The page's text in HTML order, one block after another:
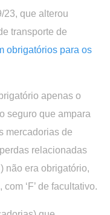
23, que alterou
transporte de
obrigatórios para os
apenas o
seguro que ampara
mercadorias de
relacionadas
não era obrigatório,
‘F’ de facultativo.